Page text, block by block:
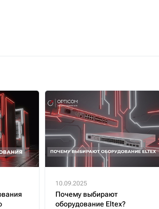
10.09.2025
Почему выбирают
оборудование Eltex?